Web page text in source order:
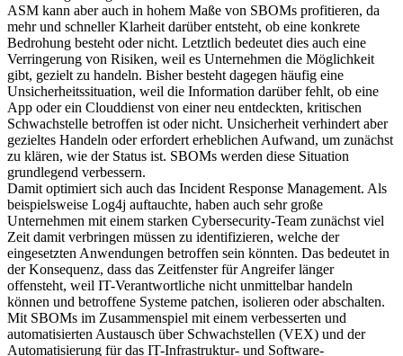
ASM kann aber auch in hohem Maße von SBOMs profitieren, da
mehr und schneller Klarheit darüber entsteht, ob eine konkrete
Bedrohung besteht oder nicht. Letztlich bedeutet dies auch eine
Verringerung von Risiken, weil es Unternehmen die Möglichkeit
gibt, gezielt zu handeln. Bisher besteht dagegen häufig eine
Unsicherheitssituation, weil die Information darüber fehlt, ob eine
App oder ein Clouddienst von einer neu entdeckten, kritischen
Schwachstelle betroffen ist oder nicht. Unsicherheit verhindert aber
gezieltes Handeln oder erfordert erheblichen Aufwand, um zunächst
zu klären, wie der Status ist. SBOMs werden diese Situation
grundlegend verbessern.
Damit optimiert sich auch das Incident Response Management. Als
beispielsweise Log4j auftauchte, haben auch sehr große
Unternehmen mit einem starken Cybersecurity-Team zunächst viel
Zeit damit verbringen müssen zu identifizieren, welche der
eingesetzten Anwendungen betroffen sein könnten. Das bedeutet in
der Konsequenz, dass das Zeitfenster für Angreifer länger
offensteht, weil IT-Verantwortliche nicht unmittelbar handeln
können und betroffene Systeme patchen, isolieren oder abschalten.
Mit SBOMs im Zusammenspiel mit einem verbesserten und
automatisierten Austausch über Schwachstellen (VEX) und der
Automatisierung für das IT-Infrastruktur- und Software-